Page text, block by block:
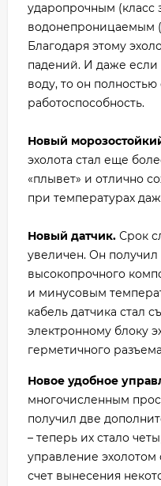
ударопрочным (класс
водонепроницаемым
Благодаря этому
падений. И даже если
воду, то он
работоспособность.
Новый
эхолота стал еще
«плывет» и отлично
при температурах
Новый датчик. Срок
увеличен. Он
высокопрочного
и минусовым
кабель датчика стал
электронному блоку
герметичного
Новое удобное
многочисленным
получил две
– теперь их стало
управление эхолотом
счет вынесения